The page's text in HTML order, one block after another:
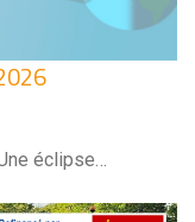
éclipse…